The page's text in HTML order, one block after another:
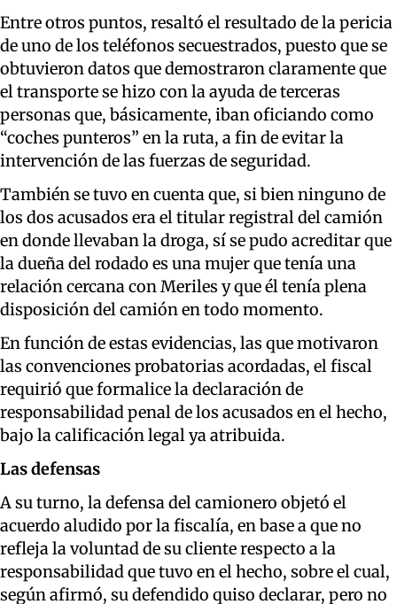
Entre otros puntos, resaltó el resultado de la pericia
de uno de los teléfonos secuestrados, puesto que se
obtuvieron datos que demostraron claramente que
el transporte se hizo con la ayuda de terceras
personas que, básicamente, iban oficiando como
“coches punteros” en la ruta, a fin de evitar la
intervención de las fuerzas de seguridad.
También se tuvo en cuenta que, si bien ninguno de
los dos acusados era el titular registral del camión
en donde llevaban la droga, sí se pudo acreditar que
la dueña del rodado es una mujer que tenía una
relación cercana con Meriles y que él tenía plena
disposición del camión en todo momento.
En función de estas evidencias, las que motivaron
las convenciones probatorias acordadas, el fiscal
requirió que formalice la declaración de
responsabilidad penal de los acusados en el hecho,
bajo la calificación legal ya atribuida.
Las defensas
A su turno, la defensa del camionero objetó el
acuerdo aludido por la fiscalía, en base a que no
refleja la voluntad de su cliente respecto a la
responsabilidad que tuvo en el hecho, sobre el cual,
según afirmó, su defendido quiso declarar, pero no